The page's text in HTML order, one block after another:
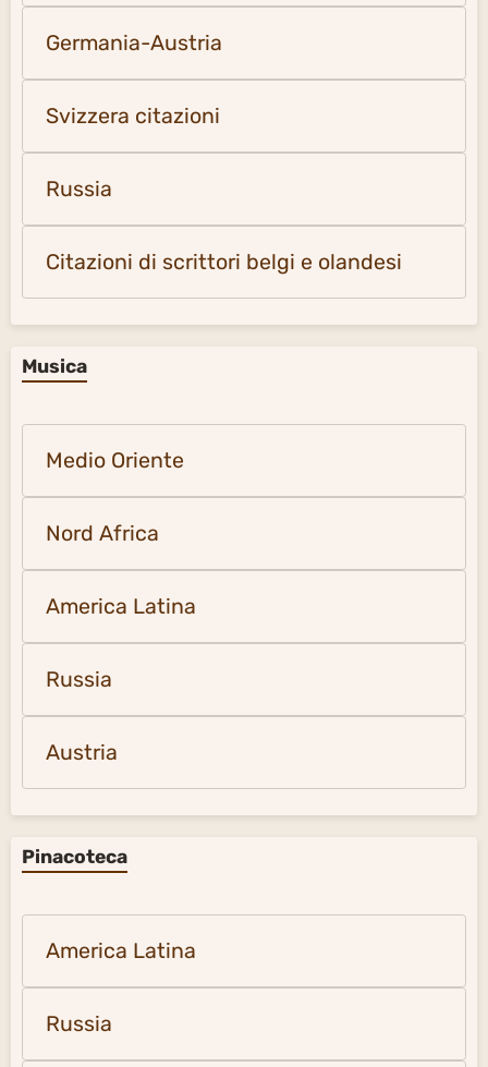
Germania-Austria
Svizzera citazioni
Russia
Citazioni di scrittori belgi e olandesi
Musica
Medio Oriente
Nord Africa
America Latina
Russia
Austria
Pinacoteca
America Latina
Russia